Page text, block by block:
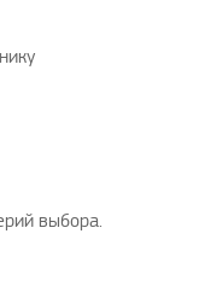
выбора.